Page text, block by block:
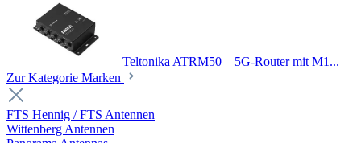
Teltonika ATRM50 – 5G-Router mit M1...
Zur Kategorie Marken
FTS Hennig / FTS Antennen
Wittenberg Antennen